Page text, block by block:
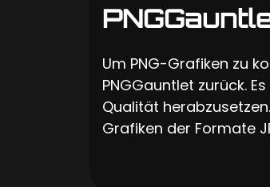
Um PNG-Grafiken zu
PNGGauntlet zurück.
Qualität
Grafiken der Formate